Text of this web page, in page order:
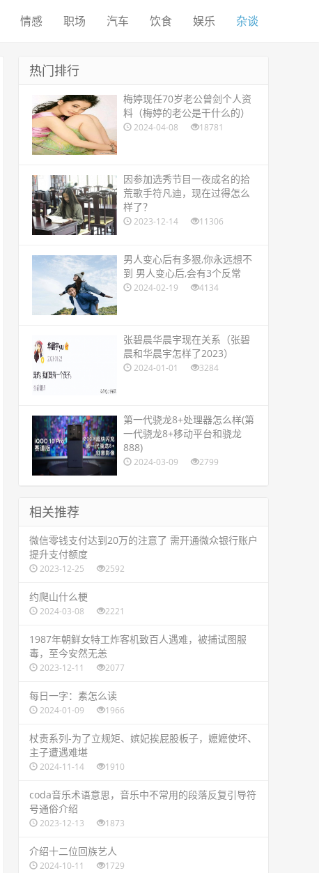
情感 职场 汽车 饮食 娱乐 杂谈
热门排行
​梅婷现任70岁老公曾剑个人资
料（梅婷的老公是干什么的）
2024-04-08 18781
​因参加选秀节目一夜成名的拾
荒歌手符凡迪，现在过得怎么
样了？
2023-12-14 11306
​男人变心后有多狠,你永远想不
到 男人变心后,会有3个反常
2024-02-19 4134
​张碧晨华晨宇现在关系（张碧
晨和华晨宇怎样了2023）
2024-01-01 3284
​第一代骁龙8+处理器怎么样(第
一代骁龙8+移动平台和骁龙
888)
2024-03-09 2799
相关推荐
​微信零钱支付达到20万的注意了 需开通微众银行账户
提升支付额度
2023-12-25 2592
​约爬山什么梗
2024-03-08 2221
​1987年朝鲜女特工炸客机致百人遇难，被捕试图服
毒，至今安然无恙
2023-12-11 2077
​每日一字：素怎么读
2024-01-09 1966
​杖责系列-为了立规矩、嫔妃挨屁股板子，嬷嬷使坏、
主子遭遇难堪
2024-11-14 1910
​coda音乐术语意思，音乐中不常用的段落反复引导符
号通俗介绍
2023-12-13 1873
​介绍十二位回族艺人
2024-10-11 1729